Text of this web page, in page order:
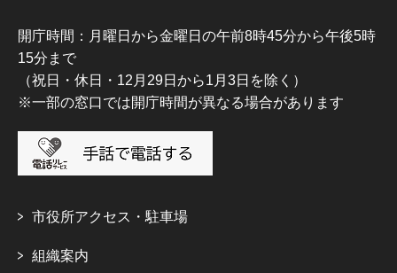
開庁時間：月曜日から金曜日の午前8時45分から午後5時
15分まで
（祝日・休日・12月29日から1月3日を除く）
※一部の窓口では開庁時間が異なる場合があります
市役所アクセス・駐車場
組織案内